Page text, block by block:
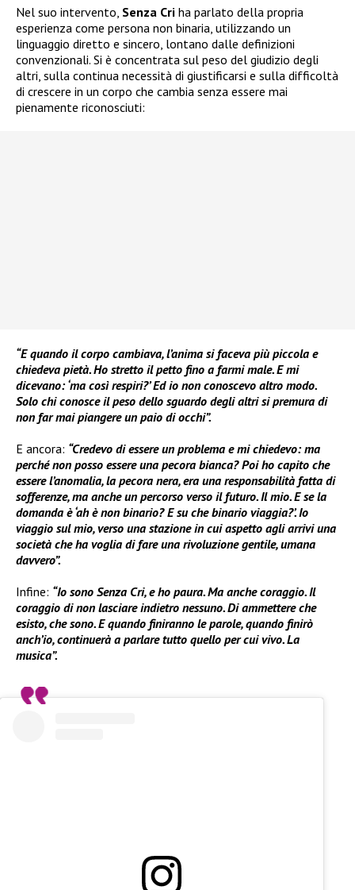
Nel suo intervento, Senza Cri ha parlato della propria
esperienza come persona non binaria, utilizzando un
linguaggio diretto e sincero, lontano dalle definizioni
convenzionali. Si è concentrata sul peso del giudizio degli
altri, sulla continua necessità di giustificarsi e sulla difficoltà
di crescere in un corpo che cambia senza essere mai
pienamente riconosciuti:
“E quando il corpo cambiava, l’anima si faceva più piccola e
chiedeva pietà. Ho stretto il petto fino a farmi male. E mi
dicevano: ‘ma così respiri?’ Ed io non conoscevo altro modo.
Solo chi conosce il peso dello sguardo degli altri si premura di
non far mai piangere un paio di occhi”.
E ancora: “Credevo di essere un problema e mi chiedevo: ma
perché non posso essere una pecora bianca? Poi ho capito che
essere l’anomalia, la pecora nera, era una responsabilità fatta di
sofferenze, ma anche un percorso verso il futuro. Il mio. E se la
domanda è ‘ah è non binario? E su che binario viaggia?’. Io
viaggio sul mio, verso una stazione in cui aspetto agli arrivi una
società che ha voglia di fare una rivoluzione gentile, umana
davvero”.
Infine: “Io sono Senza Cri, e ho paura. Ma anche coraggio. Il
coraggio di non lasciare indietro nessuno. Di ammettere che
esisto, che sono. E quando finiranno le parole, quando finirò
anch’io, continuerà a parlare tutto quello per cui vivo. La
musica”.